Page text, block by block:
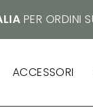
PER ORDINI
ACCESSORI